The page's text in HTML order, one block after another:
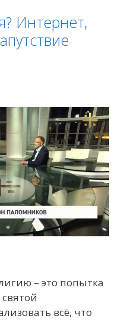
Интернет,
– это попытка
всё, что